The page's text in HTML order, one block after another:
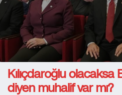
Kılıçdaroğlu olacaksa
diyen muhalif var mı?